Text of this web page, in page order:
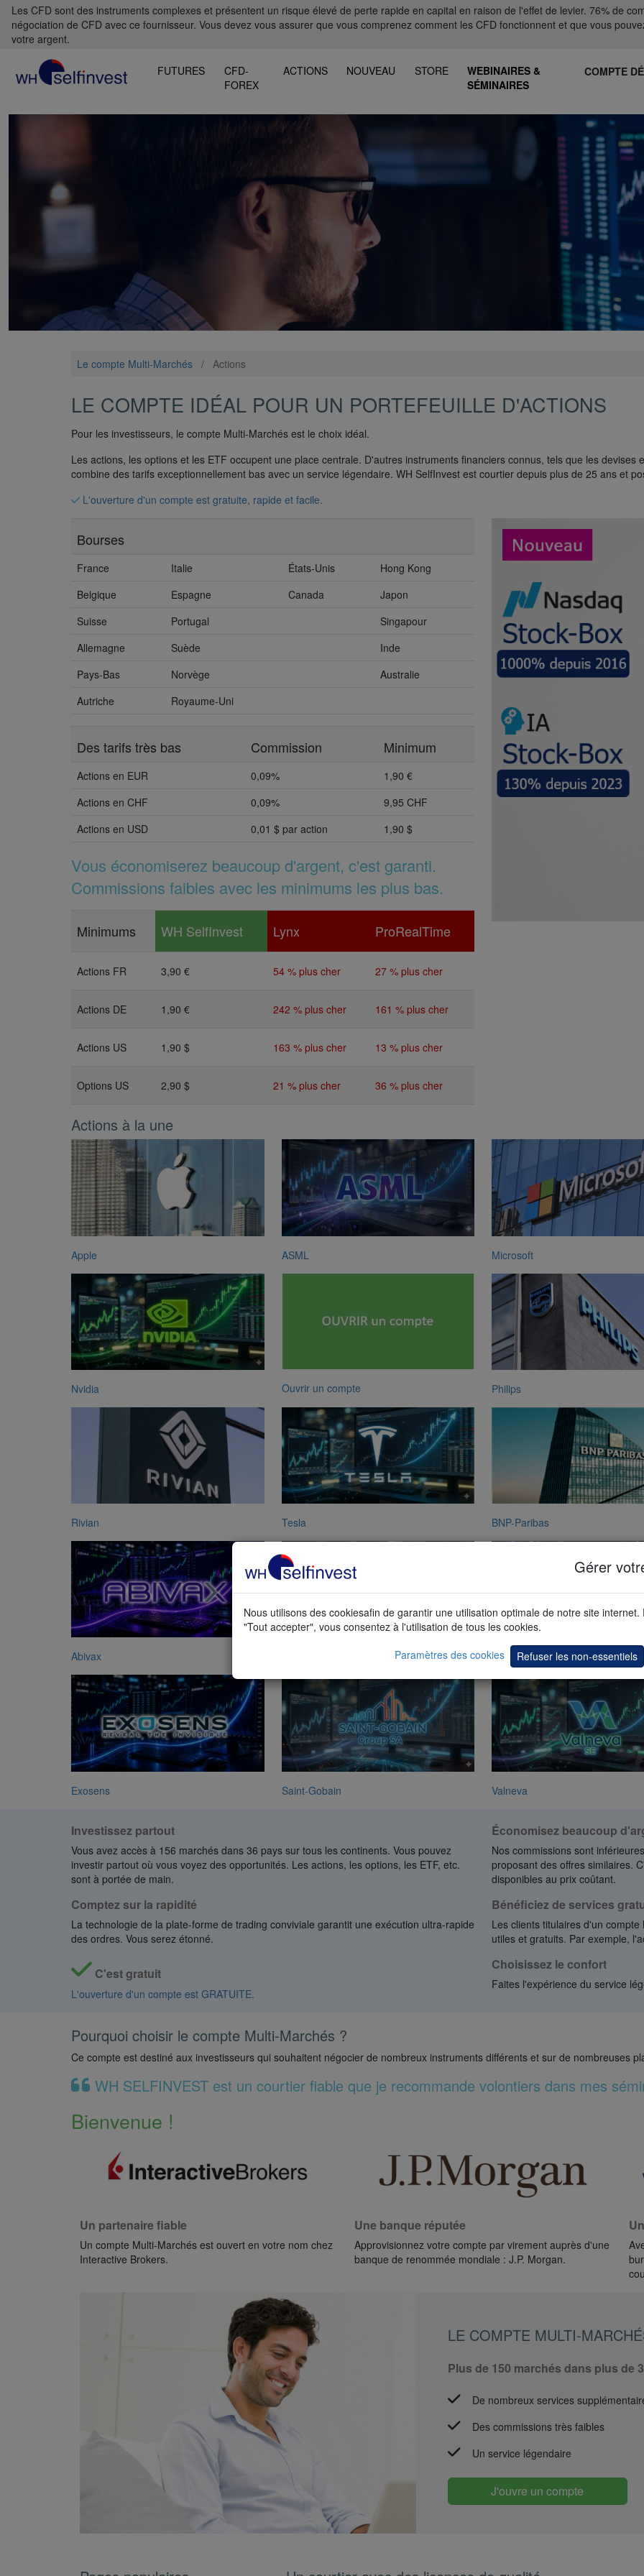
Les CFD sont des instruments complexes et présentent un risque élevé de perte rapide en capital en raison de l'effet de levier. 76% de
négociation de CFD avec ce fournisseur. Vous devez vous assurer que vous comprenez comment les CFD fonctionnent et que vous
votre argent.
FUTURES
CFD-
FOREX
ACTIONS NOUVEAU STORE
WEBINAIRES &
SÉMINAIRES
COMPTE
Le compte Multi-Marchés / Actions
LE COMPTE IDÉAL POUR UN PORTEFEUILLE D'ACTIONS
Pour les investisseurs, le compte Multi-Marchés est le choix idéal.
Les actions, les options et les ETF occupent une place centrale. D'autres instruments financiers connus, tels que les
combine des tarifs exceptionnellement bas avec un service légendaire. WH SelfInvest est courtier depuis plus de 25 ans et
L'ouverture d'un compte est gratuite, rapide et facile.
Bourses
France Italie États-Unis
Hong Kong
Belgique
Espagne Canada
Japon
Suisse
Portugal
Singapour
Allemagne
Suède
Inde
Pays-Bas
Norvège
Australie
Autriche
Royaume-Uni
Des tarifs très bas Commission Minimum
Actions en EUR 0,09%
1,90 €
Actions en CHF
0,09%
9,95 CHF
Actions en USD
0,01 $ par action 1,90 $
Vous économiserez beaucoup d'argent, c'est garanti.
Commissions faibles avec les minimums les plus bas.
Minimums WH SelfInvest Lynx ProRealTime
Actions FR 3,90 € 54 % plus cher 27 % plus cher
Actions DE 1,90 € 242 % plus cher 161 % plus cher
Actions US 1,90 $ 163 % plus cher 13 % plus cher
Options US 2,90 $ 21 % plus cher 36 % plus cher
Actions à la une
Apple ASML Microsoft
Nvidia Ouvrir un compte Philips
Rivian Tesla BNP-Paribas
Abivax Danone
Exosens Saint-Gobain Valneva
Investissez partout
Vous avez accès à 156 marchés dans 36 pays sur tous les continents. Vous pouvez
investir partout où vous voyez des opportunités. Les actions, les options, les ETF, etc.
sont à portée de main.
Comptez sur la rapidité
La technologie de la plate-forme de trading conviviale garantit une exécution ultra-rapide
des ordres. Vous serez étonné.
C'est gratuit
L'ouverture d'un compte est GRATUITE.
Économisez beaucoup
Nos commissions sont
proposant des offres similaires.
disponibles au prix coûtant.
Bénéficiez de services
Les clients titulaires d'un
utiles et gratuits. Par exemple,
Choisissez le confort
Faites l'expérience du service
Pourquoi choisir le compte Multi-Marchés ?
Ce compte est destiné aux investisseurs qui souhaitent négocier de nombreux instruments différents et sur de nombreuses
WH SELFINVEST est un courtier fiable que je recommande volontiers dans mes
Bienvenue !
Un partenaire fiable
Un compte Multi-Marchés est ouvert en votre nom chez
Interactive Brokers.
Une banque réputée
Approvisionnez votre compte par virement auprès d'une
banque de renommée mondiale : J.P. Morgan.
LE COMPTE MULTI-
Plus de 150 marchés dans plus de
De nombreux services
Des commissions très faibles
Un service légendaire
J'ouvre un compte
Gérer
Nous utilisons des cookiesafin de garantir une utilisation optimale de notre site internet.
"Tout accepter", vous consentez à l'utilisation de tous les cookies.
Paramètres des cookies
Refuser les non-essentiels